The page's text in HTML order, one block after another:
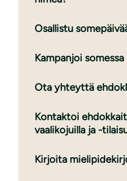
Osallistu
Kampanjoi somessa
Ota yhteyttä
Kontaktoi
vaalikojuilla ja -
Kirjoita